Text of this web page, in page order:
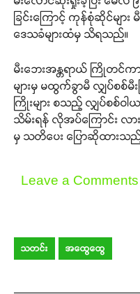
ခြင်းကြောင့် ကုန်စုံဆိုင်မျာ
ဒေသခံများထံမှ သိရသည်။
မီးဘေးအန္တရာယ် ကြိုတ
များမှ မထွက်ခွာမီ လျှပ်စစ်မီးက
ကြိုးများ စသည့် လျှပ်စစ်ဝါ
သိမ်းရန် လိုအပ်ကြောင်း လား
မှ သတိပေး ပြောဆိုထားသ
Leave a Comments
သတင်း အထွေထွေ